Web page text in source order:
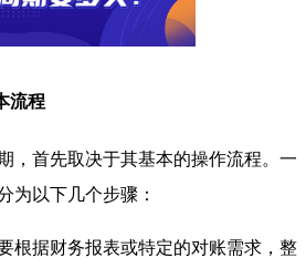
流程
，首先取决于其基本的操作流程。一
为以下几个步骤：
根据财务报表或特定的对账需求，整